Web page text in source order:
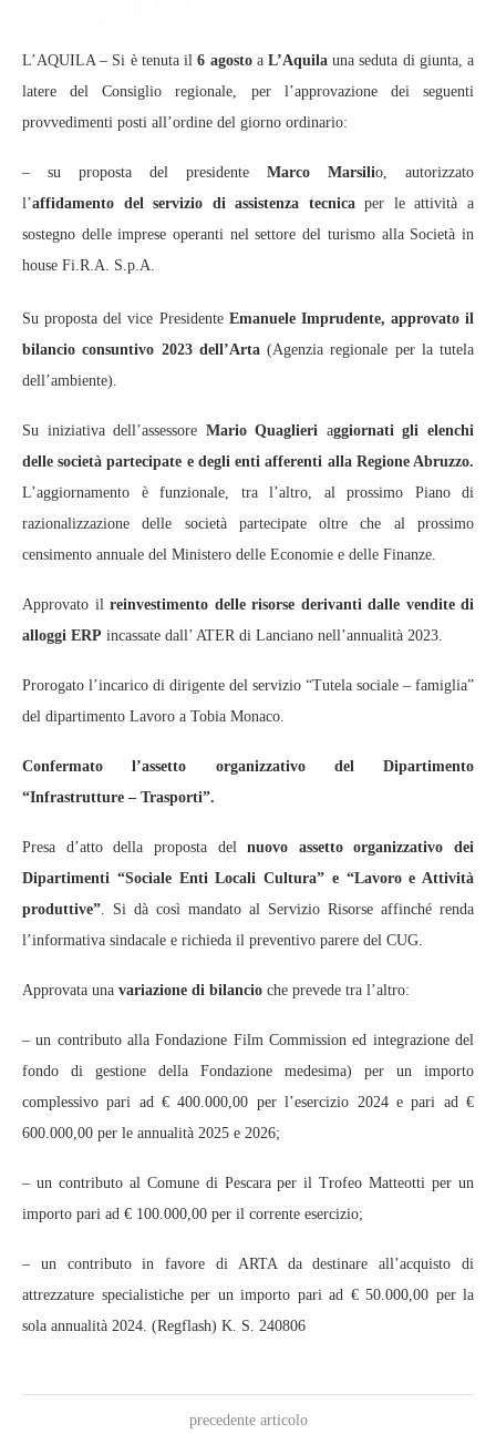
L’AQUILA – Si è tenuta il6 agostoa L’Aquilauna seduta di giunta, a
latere del Consiglio regionale, per l’approvazione dei seguenti
provvedimenti posti all’ordine del giorno ordinario:
– su proposta del presidente Marco Marsilio, autorizzato
l’affidamento del servizio di assistenza tecnicaper le attività a
sostegno delle imprese operanti nel settore del turismo alla Società in
house Fi.R.A. S.p.A.
Su proposta del vice Presidente Emanuele Imprudente, approvato il
bilancio consuntivo 2023 dell’Arta(Agenzia regionale per la tutela
dell’ambiente).
Su iniziativa dell’assessore Mario Quaglieri aggiornati gli elenchi
delle società partecipate e degli enti afferenti alla Regione Abruzzo.
L’aggiornamento è funzionale, tra l’altro, al prossimo Piano di
razionalizzazione delle società partecipate oltre che al prossimo
censimento annuale del Ministero delle Economie e delle Finanze.
Approvato il reinvestimento delle risorse derivanti dalle vendite di
alloggi ERP incassate dall’ ATER di Lanciano nell’annualità 2023.
Prorogato l’incarico di dirigente del servizio “Tutela sociale – famiglia”
del dipartimento Lavoro a Tobia Monaco.
Confermato l’assetto organizzativo del Dipartimento
“Infrastrutture – Trasporti”.
Presa d’atto della proposta delnuovo assetto organizzativo dei
Dipartimenti “Sociale Enti Locali Cultura” e “Lavoro e Attività
produttive” . Si dà così mandato al Servizio Risorse affinché renda
l’informativa sindacale e richieda il preventivo parere del CUG.
Approvata una variazione di bilancio che prevede tra l’altro:
– un contributo alla Fondazione Film Commission ed integrazione del
fondo di gestione della Fondazione medesima) per un importo
complessivo pari ad € 400.000,00 per l’esercizio 2024 e pari ad €
600.000,00 per le annualità 2025 e 2026;
– un contributo al Comune di Pescara per il Trofeo Matteotti per un
importo pari ad € 100.000,00 per il corrente esercizio;
– un contributo in favore di ARTA da destinare all’acquisto di
attrezzature specialistiche per un importo pari ad € 50.000,00 per la
sola annualità 2024. (Regflash) K. S. 240806
precedente articolo